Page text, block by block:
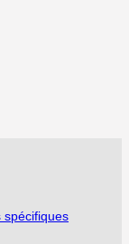
spécifiques